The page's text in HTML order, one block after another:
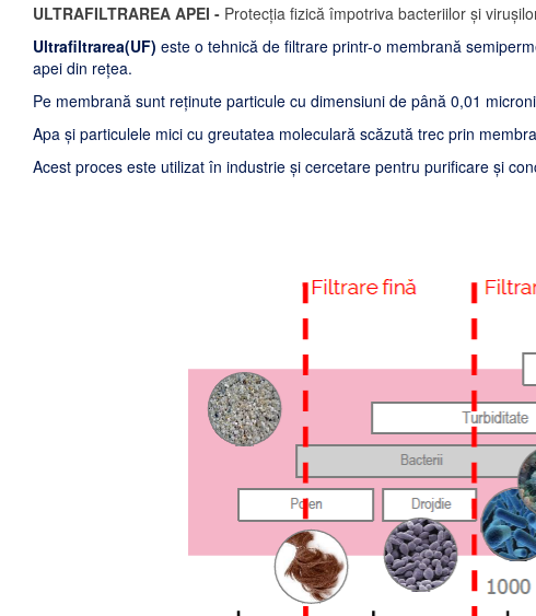
ULTRAFILTRAREA APEI - Protecția fizică împotriva bacteriilor și
Ultrafiltrarea(UF) este o tehnică de filtrare printr-o membrană
apei din rețea.
Pe membrană sunt reținute particule cu dimensiuni de până 0,01
Apa și particulele mici cu greutatea moleculară scăzută trec prin
Acest proces este utilizat în industrie și cercetare pentru purificare și